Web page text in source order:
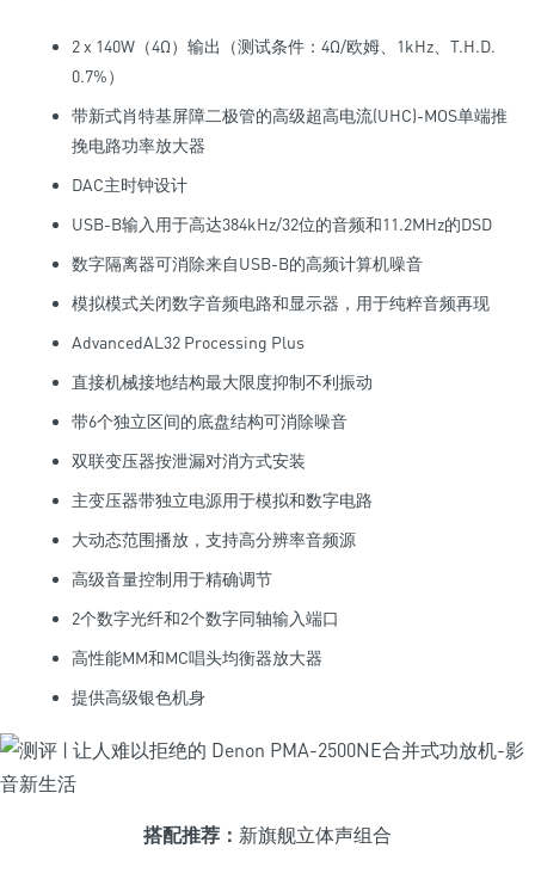
2 x 140W（4Ω）输出（测试条件：4Ω/欧姆、1kHz、T.H.D.
0.7%）
带新式肖特基屏障二极管的高级超高电流(UHC)-MOS单端推
挽电路功率放大器
DAC主时钟设计
USB-B输入用于高达384kHz/32位的音频和11.2MHz的DSD
数字隔离器可消除来自USB-B的高频计算机噪音
模拟模式关闭数字音频电路和显示器，用于纯粹音频再现
AdvancedAL32 Processing Plus
直接机械接地结构最大限度抑制不利振动
带6个独立区间的底盘结构可消除噪音
双联变压器按泄漏对消方式安装
主变压器带独立电源用于模拟和数字电路
大动态范围播放，支持高分辨率音频源
高级音量控制用于精确调节
2个数字光纤和2个数字同轴输入端口
高性能MM和MC唱头均衡器放大器
提供高级银色机身
搭配推荐： 新旗舰立体声组合